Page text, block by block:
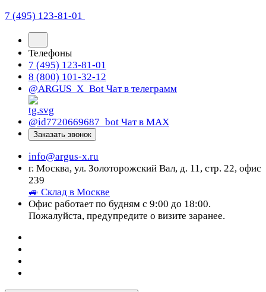
7 (495) 123-81-01
Телефоны
7 (495) 123-81-01
8 (800) 101-32-12
@ARGUS_X_Bot Чат в телеграмм
@id7720669687_bot Чат в МАХ
Заказать звонок
info@argus-x.ru
г. Москва, ул. Золоторожский Вал, д. 11, стр. 22, офис
239
🚙 Склад в Москве
Офис работает по будням с 9:00 до 18:00.
Пожалуйста, предупредите о визите заранее.